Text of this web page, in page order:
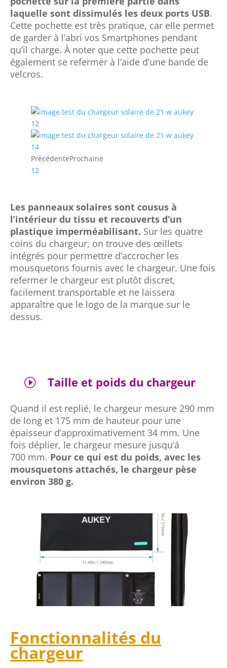
laquelle sont dissimulés les deux ports USB.
Cette pochette est très pratique, car elle permet
de garder à l’abri vos Smartphones pendant
qu’il charge. À noter que cette pochette peut
également se refermer à l’aide d’une bande de
velcros.
PrécédenteProchaine
1 2
Les panneaux solaires sont cousus à
l’intérieur du tissu et recouverts d’un
plastique imperméabilisant. Sur les quatre
coins du chargeur, on trouve des œillets
intégrés pour permettre d’accrocher les
mousquetons fournis avec le chargeur. Une fois
refermer le chargeur est plutôt discret,
facilement transportable et ne laissera
apparaître que le logo de la marque sur le
dessus.
I Taille et poids du chargeur
Quand il est replié, le chargeur mesure 290 mm
de long et 175 mm de hauteur pour une
épaisseur d’approximativement 34 mm. Une
fois déplier, le chargeur mesure jusqu’à
700 mm. Pour ce qui est du poids, avec les
mousquetons attachés, le chargeur pèse
environ 380 g.
Fonctionnalités du
chargeur